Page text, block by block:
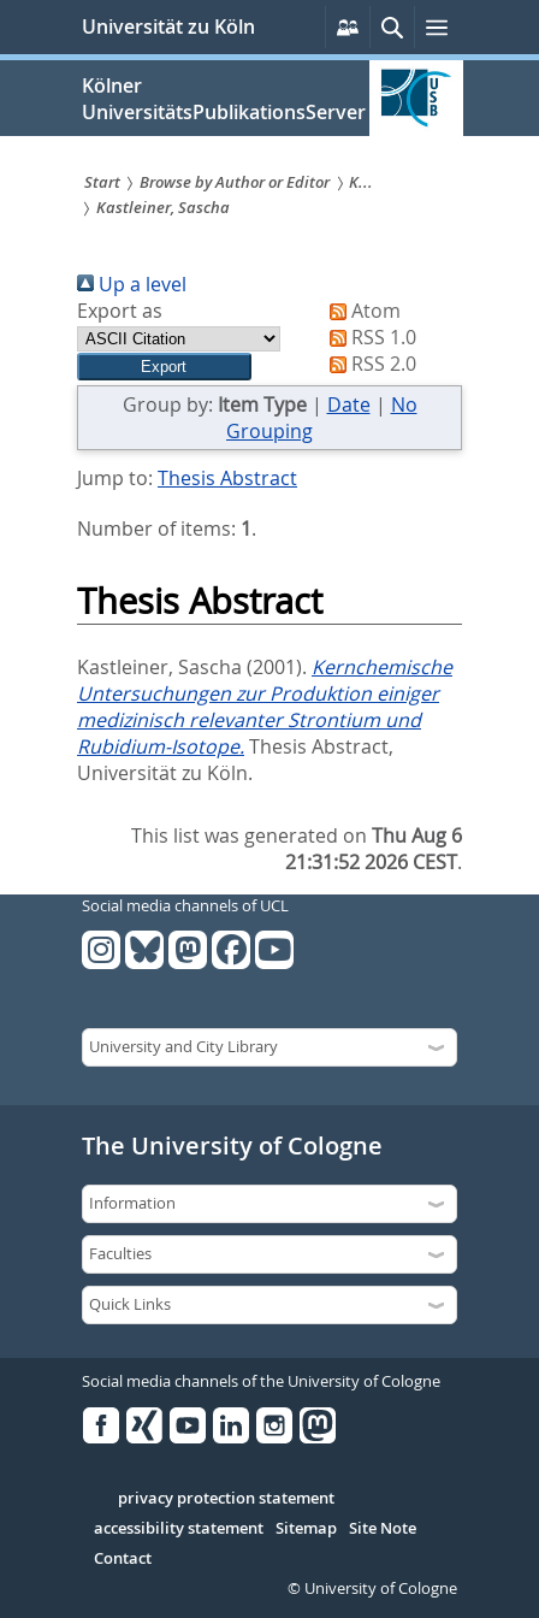
springen
Universität zu Köln
Persönliche
Services
SucheMenü
Kölner
UniversitätsPublikationsServer
Sie
sind
hier:
Start Browse by Author or Editor
K...
Kastleiner, Sascha
Up a level
Export as
Atom
RSS 1.0
RSS 2.0
Group by: Item Type| Date| No
Grouping
Jump to: Thesis Abstract
Number of items: 1.
Thesis Abstract
Kastleiner, Sascha (2001). Kernchemische
Untersuchungen zur Produktion einiger
medizinisch relevanter Strontium und
Rubidium-Isotope.Thesis Abstract,
Universität zu Köln.
This list was generated onThu Aug 6
21:31:52 2026 CEST.
Social media channels of UCL
The University of Cologne
Social media channels of the University of Cologne
Serivce
privacy protection statement
accessibility statement Sitemap Site Note
Contact
© University of Cologne